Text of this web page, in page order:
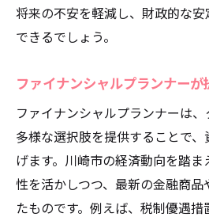
将来の不安を軽減し、財政的な
できるでしょう。
ファイナンシャルプランナー
ファイナンシャルプランナーは
多様な選択肢を提供することで
げます。川崎市の経済動向を踏
性を活かしつつ、最新の金融商
たものです。例えば、税制優遇